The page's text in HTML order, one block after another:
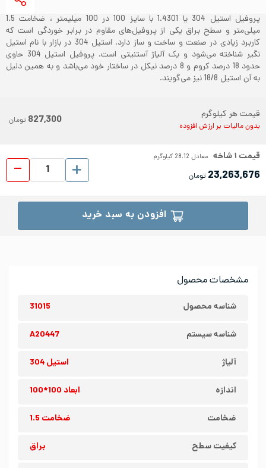
مشخصات محصول
شناسه محصول 31015
شناسه سیستم A20447
آلیاژ استیل 304
اندازه ابعاد 100*100
ضخامت ضخامت 1.5
کیفیت سطح براق
پروفیل استیل 304 یا 1.4301 با سایز 100 در 100 میلیمتر ، ضخامت 1.5
میلی‌متر و سطح براق یکی از پروفیل‌های مقاوم در برابر خوردگی است که
کاربرد زیادی در صنعت و ساخت و ساز دارد. استیل 304 در بازار با نام استیل
نگیر شناخته می‌شود و یک آلیاژ آستنیتی است. پروفیل استیل 304 حاوی
حدود 18 درصد کروم و 8 درصد نیکل در ساختار خود می‌باشد و به همین دلیل
به آن استیل 18/8 نیز می‌گویند.
قیمت هر کیلوگرم
بدون مالیات بر ارزش افزوده 827,300 تومان
قیمت ۱شاخه معادل28.12 کیلوگرم
23,263,676 تومان
افزودن به سبد خرید